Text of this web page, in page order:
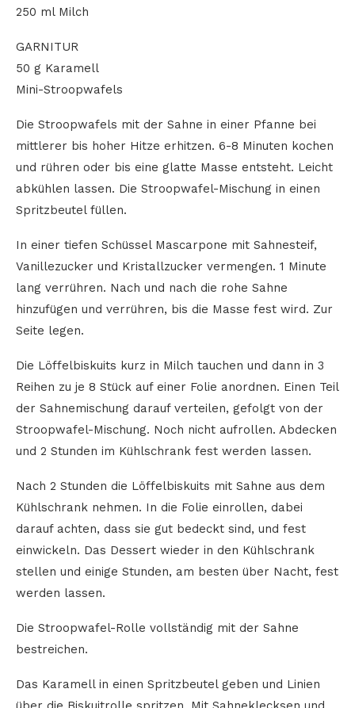
250 ml Milch
GARNITUR
50 g Karamell
Mini-Stroopwafels
Die Stroopwafels mit der Sahne in einer Pfanne bei
mittlerer bis hoher Hitze erhitzen. 6-8 Minuten kochen
und rühren oder bis eine glatte Masse entsteht. Leicht
abkühlen lassen. Die Stroopwafel-Mischung in einen
Spritzbeutel füllen.
In einer tiefen Schüssel Mascarpone mit Sahnesteif,
Vanillezucker und Kristallzucker vermengen. 1 Minute
lang verrühren. Nach und nach die rohe Sahne
hinzufügen und verrühren, bis die Masse fest wird. Zur
Seite legen.
Die Löffelbiskuits kurz in Milch tauchen und dann in 3
Reihen zu je 8 Stück auf einer Folie anordnen. Einen Teil
der Sahnemischung darauf verteilen, gefolgt von der
Stroopwafel-Mischung. Noch nicht aufrollen. Abdecken
und 2 Stunden im Kühlschrank fest werden lassen.
Nach 2 Stunden die Löffelbiskuits mit Sahne aus dem
Kühlschrank nehmen. In die Folie einrollen, dabei
darauf achten, dass sie gut bedeckt sind, und fest
einwickeln. Das Dessert wieder in den Kühlschrank
stellen und einige Stunden, am besten über Nacht, fest
werden lassen.
Die Stroopwafel-Rolle vollständig mit der Sahne
bestreichen.
Das Karamell in einen Spritzbeutel geben und Linien